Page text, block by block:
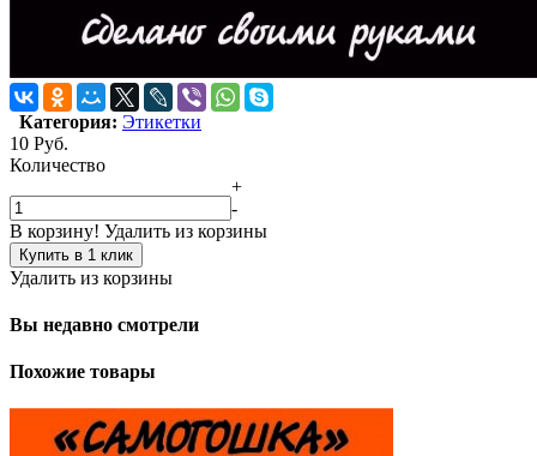
Категория: Этикетки
10 Руб.
Количество
+
-
В корзину! Удалить из корзины
Купить в 1 клик
Удалить из корзины
Вы недавно смотрели
Похожие товары